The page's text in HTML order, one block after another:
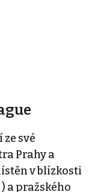
ze své
Prahy a
v blízkosti
a pražského